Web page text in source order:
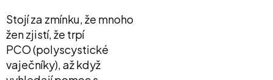
Stojí za zmínku, že mnoho
žen zjistí, že trpí
PCO(polyscystické
vaječníky), až když